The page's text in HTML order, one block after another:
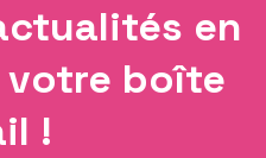
en
boîte
!